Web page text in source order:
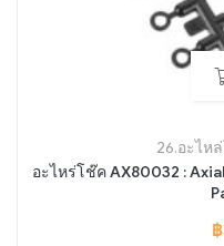
26.อะไห
อะไหร่โช๊ค AX80032 :
฿